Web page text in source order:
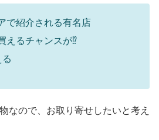
で紹介される有名店
えるチャンスが⁉
なので、お取り寄せしたいと考え